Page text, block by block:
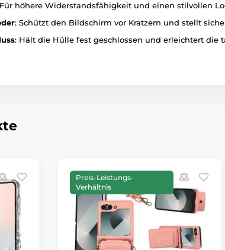
höhere Widerstandsfähigkeit und einen stilvollen
: Schützt den Bildschirm vor Kratzern und stellt
: Hält die Hülle fest geschlossen und erleichtert die
Preis-Leistungs-
Verhältnis